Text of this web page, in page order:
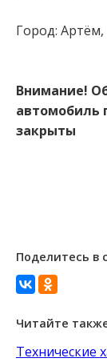
Город:
Внимание!
автомобиль
закрыты
Поделитесь в
Читайте
Технические